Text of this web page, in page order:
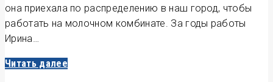
она приехала по распределению в наш город, чтобы
работать на молочном комбинате. За годы работы
Ирина…
Читать далее